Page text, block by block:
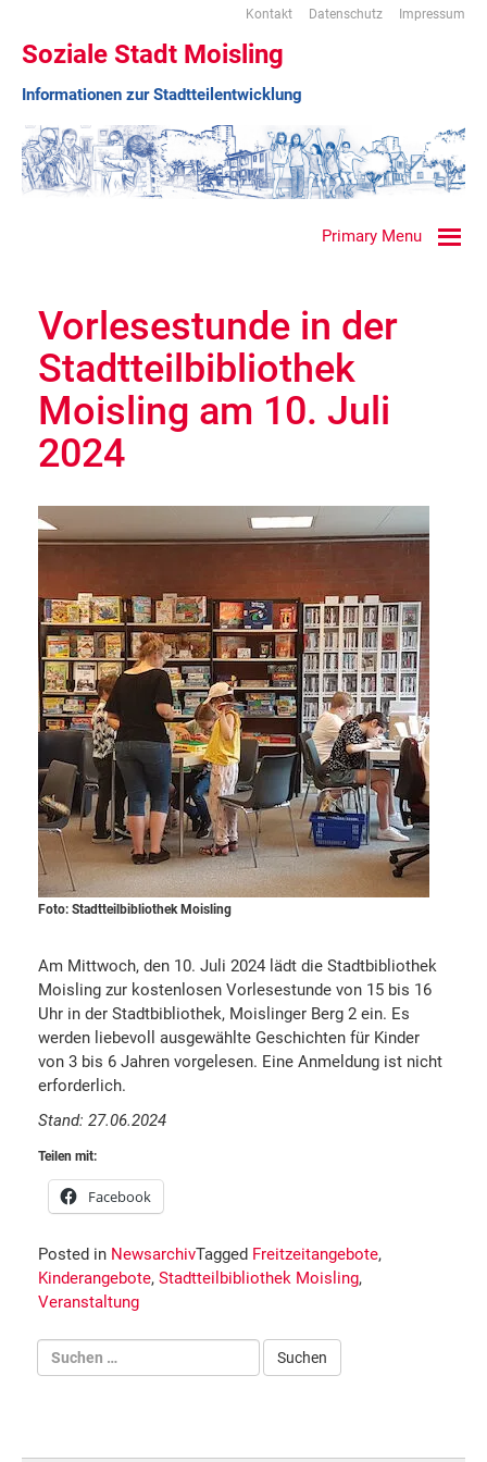
Kontakt Datenschutz Impressum
Soziale Stadt Moisling
Informationen zur Stadtteilentwicklung
Primary Menu
Vorlesestunde in der
Stadtteilbibliothek
Moisling am 10. Juli
2024
Foto: Stadtteilbibliothek Moisling
Am Mittwoch, den 10. Juli 2024 lädt die Stadtbibliothek
Moisling zur kostenlosen Vorlesestunde von 15 bis 16
Uhr in der Stadtbibliothek, Moislinger Berg 2 ein. Es
werden liebevoll ausgewählte Geschichten für Kinder
von 3 bis 6 Jahren vorgelesen. Eine Anmeldung ist nicht
erforderlich.
Stand: 27.06.2024
Teilen mit:
Facebook
Posted in NewsarchivTagged Freitzeitangebote,
Kinderangebote, Stadtteilbibliothek Moisling,
Veranstaltung